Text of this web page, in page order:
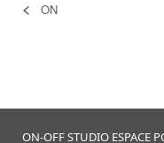
ON
ON-OFF STUDIO ESPACE